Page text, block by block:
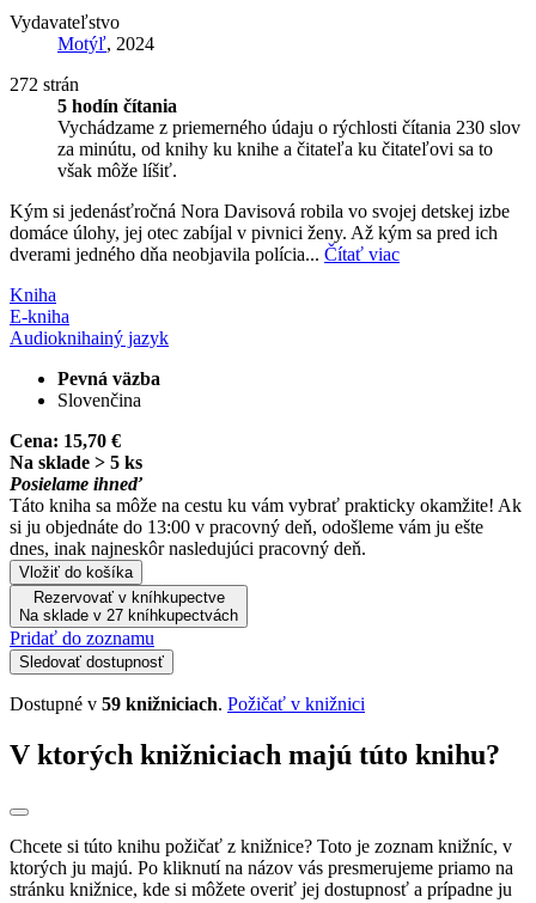
Vydavateľstvo
Motýľ, 2024
272 strán
5 hodín čítania
Vychádzame z priemerného údaju o rýchlosti čítania 230 slov
za minútu, od knihy ku knihe a čitateľa ku čitateľovi sa to
však môže líšiť.
Kým si jedenásťročná Nora Davisová robila vo svojej detskej izbe
domáce úlohy, jej otec zabíjal v pivnici ženy. Až kým sa pred ich
dverami jedného dňa neobjavila polícia... Čítať viac
Kniha
E-kniha
Audioknihainý jazyk
Pevná väzba
Slovenčina
Cena: 15,70 €
Na sklade > 5 ks
Posielame ihneď
Táto kniha sa môže na cestu ku vám vybrať prakticky okamžite! Ak
si ju objednáte do 13:00 v pracovný deň, odošleme vám ju ešte
dnes, inak najneskôr nasledujúci pracovný deň.
Vložiť do košíka
Rezervovať v kníhkupectve
Na sklade v 27 kníhkupectvách
Pridať do zoznamu
Sledovať dostupnosť
Dostupné v 59 knižniciach. Požičať v knižnici
V ktorých knižniciach majú túto knihu?
Chcete si túto knihu požičať z knižnice? Toto je zoznam knižníc, v
ktorých ju majú. Po kliknutí na názov vás presmerujeme priamo na
stránku knižnice, kde si môžete overiť jej dostupnosť a prípadne ju